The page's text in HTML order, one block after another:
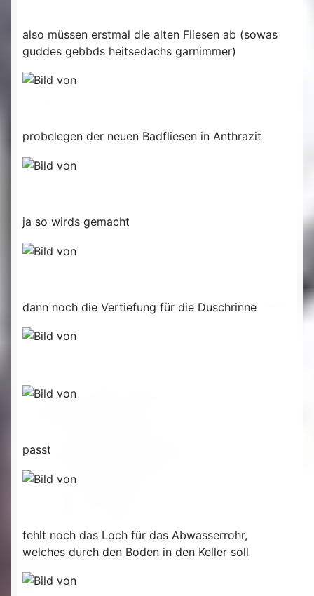
also müssen erstmal die alten Fliesen ab (sowas
guddes gebbds heitsedachs garnimmer)
probelegen der neuen Badfliesen in Anthrazit
ja so wirds gemacht
dann noch die Vertiefung für die Duschrinne
passt
fehlt noch das Loch für das Abwasserrohr,
welches durch den Boden in den Keller soll